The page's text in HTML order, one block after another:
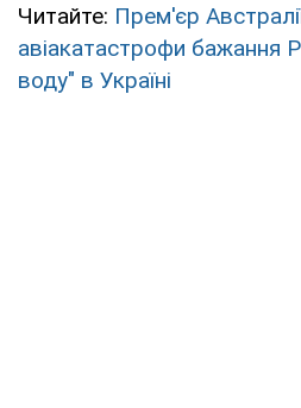
Читайте: Прем'єр
авіакатастрофи бажання
воду" в Україні